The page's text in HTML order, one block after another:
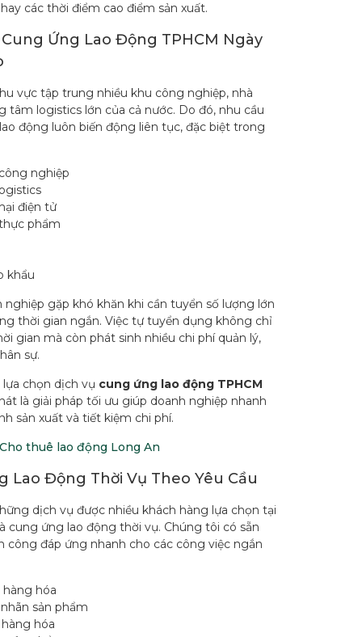
các thời điểm cao điểm sản xuất.
Ứng Lao Động TPHCM Ngày
vực tập trung nhiều khu công nghiệp, nhà
tâm logistics lớn của cả nước. Do đó, nhu cầu
động luôn biến động liên tục, đặc biệt trong
nghiệp
điện tử
phẩm
khẩu
nghiệp gặp khó khăn khi cần tuyển số lượng lớn
thời gian ngắn. Việc tự tuyển dụng không chỉ
gian mà còn phát sinh nhiều chi phí quản lý,
sự.
lựa chọn dịch vụ cung ứng lao động TPHCM
là giải pháp tối ưu giúp doanh nghiệp nhanh
sản xuất và tiết kiệm chi phí.
Cho thuê lao động Long An
Lao Động Thời Vụ Theo Yêu Cầu
dịch vụ được nhiều khách hàng lựa chọn tại
cung ứng lao động thời vụ. Chúng tôi có sẵn
công đáp ứng nhanh cho các công việc ngắn
hóa
sản phẩm
hóa